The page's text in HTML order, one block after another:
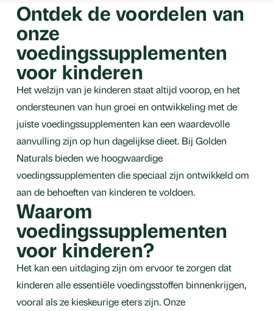
Ontdek de voordelen van
onze
voedingssupplementen
voor kinderen
Het welzijn van je kinderen staat altijd voorop, en het
ondersteunen van hun groei en ontwikkeling met de
juiste voedingssupplementen kan een waardevolle
aanvulling zijn op hun dagelijkse dieet. Bij Golden
Naturals bieden we hoogwaardige
voedingssupplementen die speciaal zijn ontwikkeld om
aan de behoeften van kinderen te voldoen.
Waarom
voedingssupplementen
voor kinderen?
Het kan een uitdaging zijn om ervoor te zorgen dat
kinderen alle essentiële voedingsstoffen binnenkrijgen,
vooral als ze kieskeurige eters zijn. Onze